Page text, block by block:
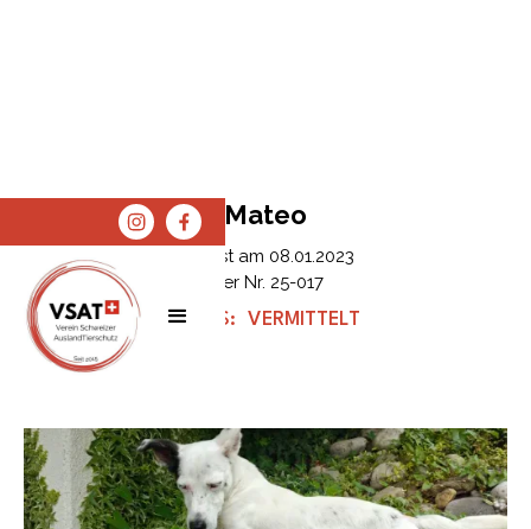
SPENDEN
SHOP
Mateo
Erfasst am 08.01.2023
Tier Nr. 25-017
STATUS: VERMITTELT